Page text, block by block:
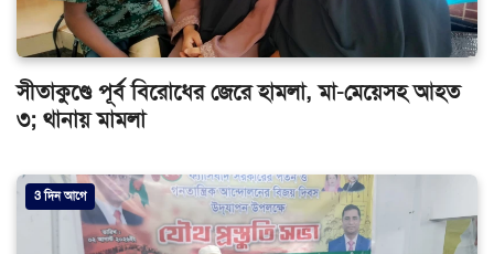
সীতাকুণ্ডে পূর্ব বিরোধের জেরে হামলা, মা-মেয়েসহ আহত
৩; থানায় মামলা
3 দিন আগে